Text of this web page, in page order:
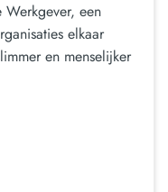
een
elkaar
en menselijker